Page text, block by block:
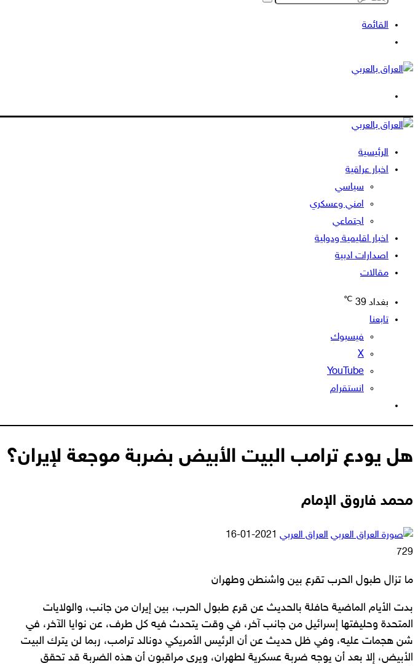
بحث
القائمة
المظلم
الرئيسية
اخبار عراقية
سياسي
امني وعسكري
اجتماعي
اخبار اقليمية ودولية
اصدارات ادبية
مقالات
بغداد 39
℃
تابعنا
فيسبوك
‫X
‫YouTube
انستقرام
المظلم
هل يودع ترامب البيت الأبيض بضربة موجعة لإيران؟
محمد فاروق الإمام
العراق العربي أرسل
2021-01-16
729
ما تزال طبول الحرب تقرع بين واشنطن وطهران
بدت الأيام الماضية حافلة بالحديث عن قرع طبول الحرب، بين إيران من جانب، والولايات
المتحدة وحليفتها إسرائيل من جانب آخر، في وقت يتحدث فيه كل طرف، عن نوايا الآخر، في
شن هجمات عليه، وفي ظل حديث عن أن الرئيس الأمريكي دونالد ترامب، ربما لن يترك البيت
الأبيض، إلا بعد أن يوجه ضربة عسكرية لطهران، ويرى مراقبون أن هذه الضربة قد تحقق